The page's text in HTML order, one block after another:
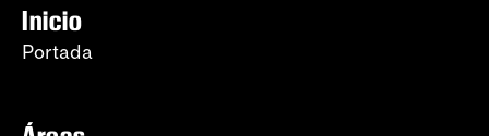
Inicio
Portada